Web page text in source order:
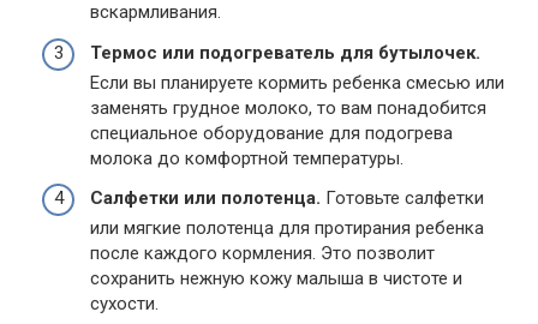
вскармливания.
Термос или подогреватель для бутылочек.
Если вы планируете кормить ребенка смесью или
заменять грудное молоко, то вам понадобится
специальное оборудование для подогрева
молока до комфортной температуры.
Салфетки или полотенца. Готовьте салфетки
или мягкие полотенца для протирания ребенка
после каждого кормления. Это позволит
сохранить нежную кожу малыша в чистоте и
сухости.